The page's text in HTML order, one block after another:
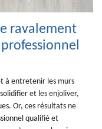
ravalement
à entretenir les murs
et les enjoliver,
Or, ces résultats ne
qualifié et